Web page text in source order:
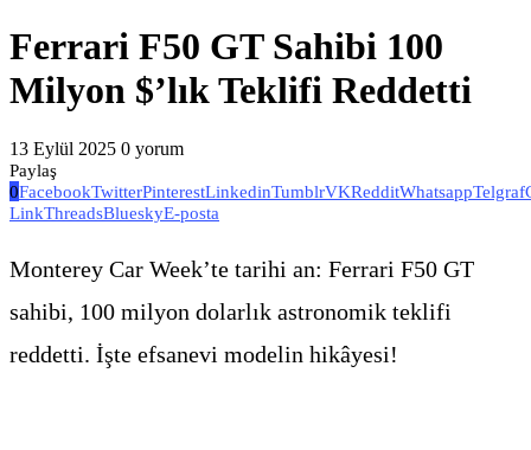
Ferrari F50 GT Sahibi 100
Milyon $’lık Teklifi Reddetti
13 Eylül 2025 0 yorum
Paylaş
0FacebookTwitterPinterestLinkedinTumblrVKRedditWhatsappTelgraf
LinkThreadsBlueskyE-posta
Monterey Car Week’te tarihi an: Ferrari F50 GT
sahibi, 100 milyon dolarlık astronomik teklifi
reddetti. İşte efsanevi modelin hikâyesi!